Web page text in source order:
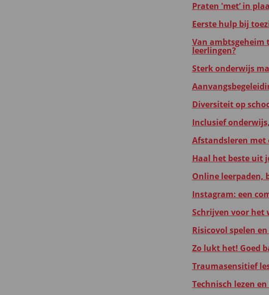
Praten 'met’ in
Eerste hulp bij
Van
leerlingen?
Sterk onderwijs
Diversiteit op
Inclusief
Afstandsleren met
Haal het beste uit
Online leerpaden,
Instagram: een
Schrijven voor het
Risicovol spelen
Zo lukt het! Goed
Traumasensitief
Technisch lezen